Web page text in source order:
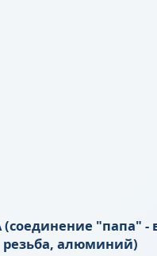
"папа" -
резьба, алюминий)